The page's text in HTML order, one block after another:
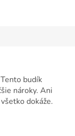
budík
nároky. Ani
dokáže.